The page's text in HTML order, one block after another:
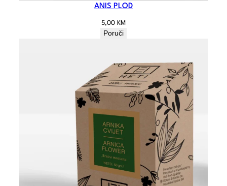
ANIS PLOD
5,00 KM
Poruči